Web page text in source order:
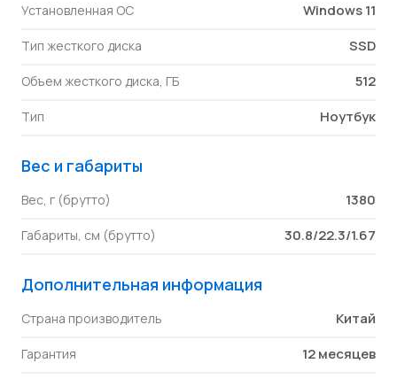
Установленная ОС Windows 11
Тип жесткого диска SSD
Объем жесткого диска, ГБ 512
Тип Ноутбук
Вес и габариты
Вес, г (брутто) 1380
Габариты, см (брутто) 30.8/22.3/1.67
Дополнительная информация
Страна производитель Китай
Гарантия 12 месяцев